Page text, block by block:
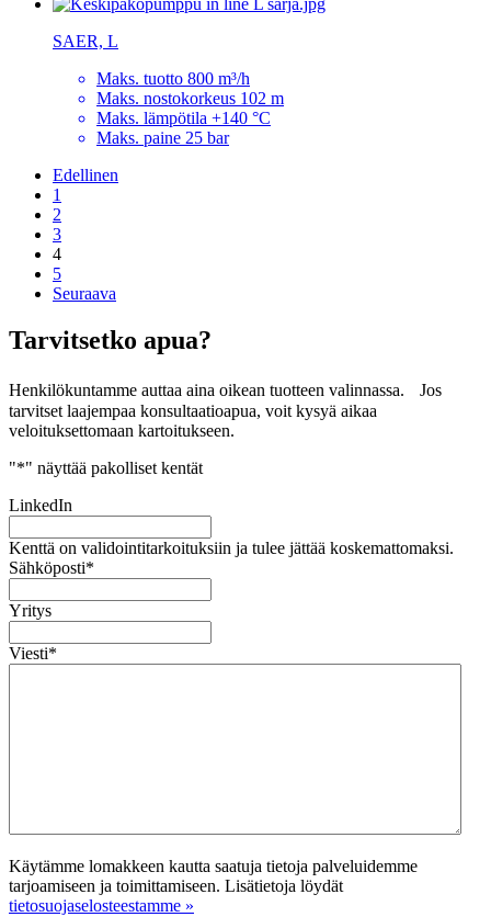
SAER, L
Maks. tuotto 800 m³/h
Maks. nostokorkeus 102 m
Maks. lämpötila +140 °C
Maks. paine 25 bar
Edellinen
1
2
3
4
5
Seuraava
Tarvitsetko apua?
Henkilökuntamme auttaa aina oikean tuotteen valinnassa. Jos
tarvitset laajempaa konsultaatioapua, voit kysyä aikaa
veloituksettomaan kartoitukseen.
"*" näyttää pakolliset kentät
LinkedIn
Kenttä on validointitarkoituksiin ja tulee jättää koskemattomaksi.
Sähköposti*
Yritys
Viesti*
Käytämme lomakkeen kautta saatuja tietoja palveluidemme
tarjoamiseen ja toimittamiseen. Lisätietoja löydät
tietosuojaselosteestamme »